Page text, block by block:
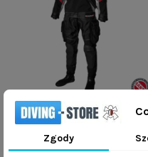
Santi E.Motion+ - suchy
skafander
12 990,00 zł
Zgody